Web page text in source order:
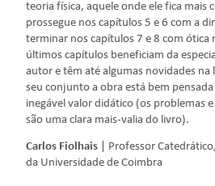
teoria física, aquele onde ele fica mais
prossegue nos capítulos 5 e 6 com a
terminar nos capítulos 7 e 8 com ótica
últimos capítulos beneficiam da
autor e têm até algumas novidades
seu conjunto a obra está bem
inegável valor didático (os problemas
são uma clara mais-valia do livro).
Carlos Fiolhais | Professor
da Universidade de Coimbra